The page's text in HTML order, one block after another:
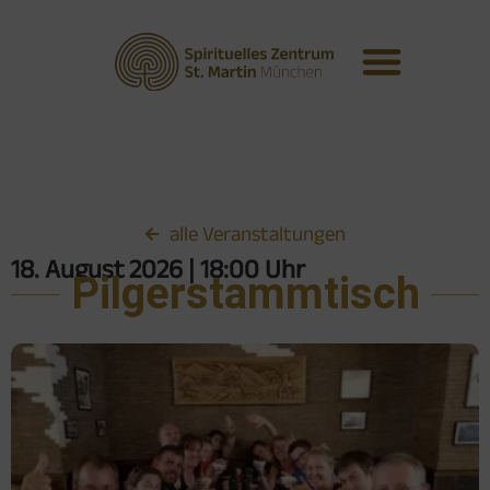
alle Veranstaltungen
18. August 2026 | 18:00 Uhr
Pilgerstammtisch